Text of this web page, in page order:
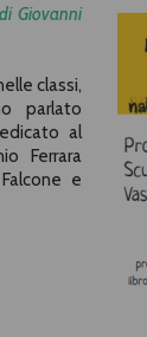
Giovanni
classi,
parlato
al
Ferrara
e